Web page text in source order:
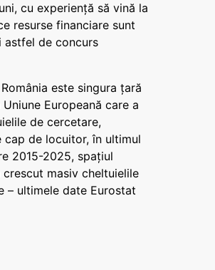
cu experiență să vină la
resurse financiare sunt
astfel de concurs
este singura țară
Europeană care a
de cercetare,
cap de locuitor, în ultimul
2015-2025, spațiul
masiv cheltuielile
– ultimele date Eurostat